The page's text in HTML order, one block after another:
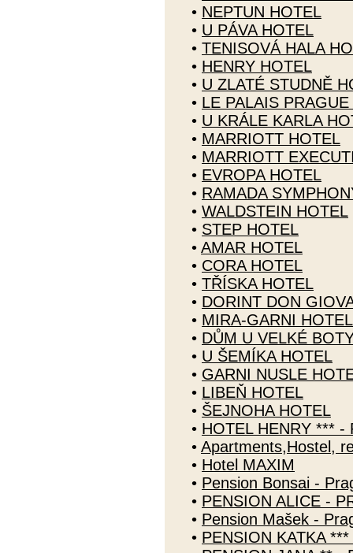
• NEPTUN HOTEL
• U PÁVA HOTEL
• TENISOVÁ HALA
• HENRY HOTEL
• U ZLATÉ STUDNĚ
• LE PALAIS
• U KRÁLE KARLA
• MARRIOTT HOTEL
• MARRIOTT
• EVROPA HOTEL
• RAMADA
• WALDSTEIN HOTEL
• STEP HOTEL
• AMAR HOTEL
• CORA HOTEL
• TŘÍSKA HOTEL
• DORINT DON
• MIRA-GARNI HOTEL
• DŮM U VELKÉ
• U ŠEMÍKA HOTEL
• GARNI NUSLE
• LIBEŇ HOTEL
• ŠEJNOHA HOTEL
• HOTEL HENRY *** -
• Apartments,Hostel,
• Hotel MAXIM
• Pension Bonsai -
• PENSION ALICE -
• Pension Mašek -
• PENSION KATKA